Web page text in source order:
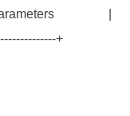
parameters |
+